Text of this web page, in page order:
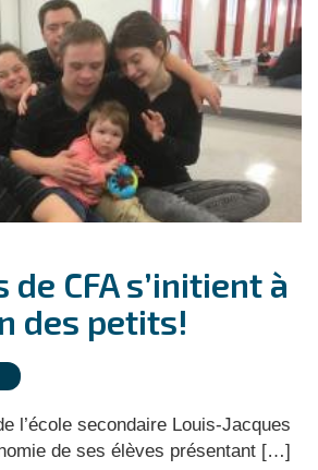
de CFA s’initient à
des petits!
l’école secondaire Louis-Jacques
de ses élèves présentant […]